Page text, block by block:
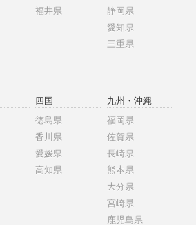
福井県
静岡県
愛知県
三重県
四国
徳島県
香川県
愛媛県
高知県
九州・沖縄
福岡県
佐賀県
長崎県
熊本県
大分県
宮崎県
鹿児島県